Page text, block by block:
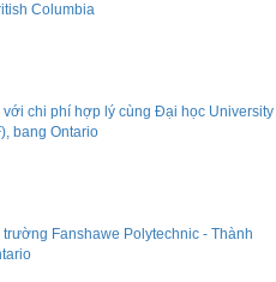
Columbia
với chi phí hợp lý cùng Đại học University
bang Ontario
Fanshawe Polytechnic - Thành